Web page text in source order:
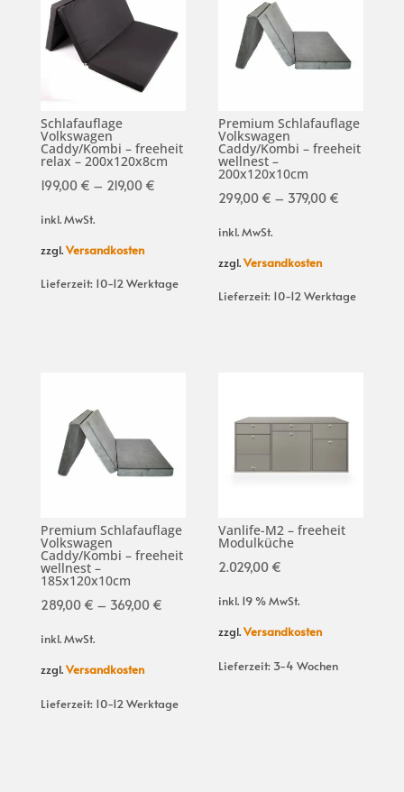
Schlafauflage
Volkswagen
Caddy/Kombi – freeheit
relax – 200x120x8cm
199,00 € – 219,00 €
inkl. MwSt.
zzgl.Versandkosten
Lieferzeit: 10-12 Werktage
Premium Schlafauflage
Volkswagen
Caddy/Kombi – freeheit
wellnest –
200x120x10cm
299,00 € – 379,00 €
inkl. MwSt.
zzgl.Versandkosten
Lieferzeit: 10-12 Werktage
Premium Schlafauflage
Volkswagen
Caddy/Kombi – freeheit
wellnest –
185x120x10cm
289,00 € – 369,00 €
inkl. MwSt.
zzgl.Versandkosten
Lieferzeit: 10-12 Werktage
Vanlife-M2 – freeheit
Modulküche
2.029,00 €
inkl. 19 % MwSt.
zzgl.Versandkosten
Lieferzeit: 3-4 Wochen